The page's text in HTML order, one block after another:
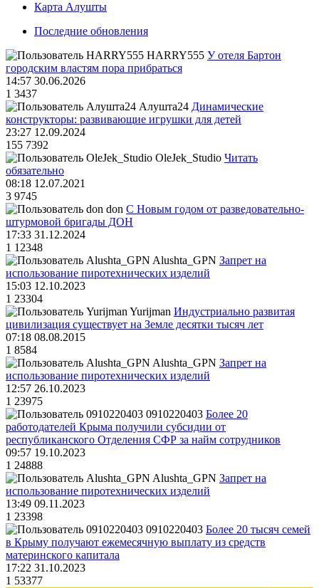
Карта Алушты
Последние обновления
HARRY555 У отеля Бартон
городским властям пора прибраться
14:57 30.06.2026
1 3437
Алушта24 Динамические
конструкторы: развивающие игрушки для детей
23:27 12.09.2024
155 7392
OleJek_Studio Читать
обязательно
08:18 12.07.2021
3 9745
don С Новым годом от разведовательно-
штурмовой бригады ДОН
17:33 31.12.2024
1 12348
Alushta_GPN Запрет на
использование пиротехнических изделий
15:03 12.10.2023
1 23304
Yurijman Индустриально развитая
цивилизация существует на Земле десятки тысяч лет
07:18 08.08.2015
1 8584
Alushta_GPN Запрет на
использование пиротехнических изделий
12:57 26.10.2023
1 23975
0910220403 Более 20
работодателей Крыма получили субсидии от
республиканского Отделения СФР за найм сотрудников
09:57 19.10.2023
1 24888
Alushta_GPN Запрет на
использование пиротехнических изделий
13:49 09.11.2023
1 23398
0910220403 Более 20 тысяч семей
в Крыму получают ежемесячную выплату из средств
материнского капитала
17:22 31.10.2023
1 53377